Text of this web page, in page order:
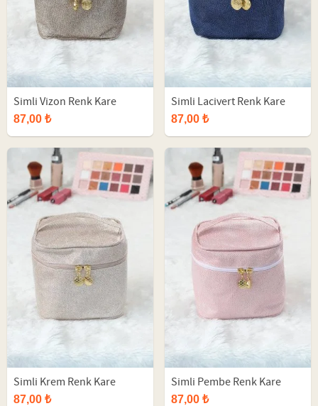
Simli Vizon Renk Kare
Makyaj Çantası
87,00 ₺
Simli Lacivert Renk Kare
Makyaj Çantası
87,00 ₺
Simli Krem Renk Kare
Makyaj Çantası
87,00 ₺
Simli Pembe Renk Kare
Makyaj Çantası
87,00 ₺